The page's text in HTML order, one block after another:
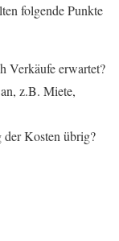
folgende Punkte
Verkäufe erwartet?
z.B. Miete,
der Kosten übrig?